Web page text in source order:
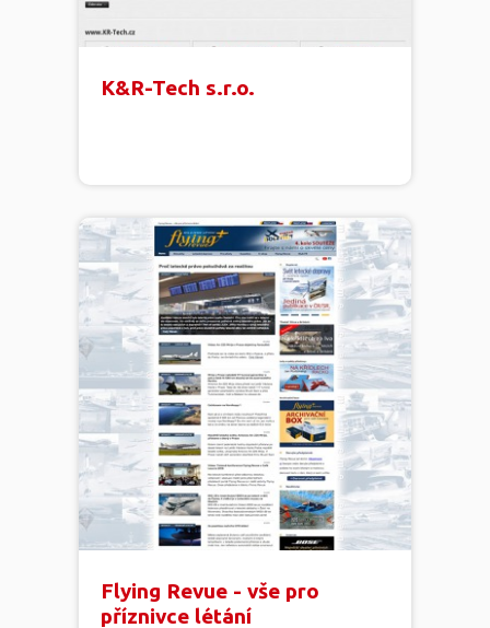
K&R-Tech s.r.o.
Flying Revue - vše pro
příznivce létání